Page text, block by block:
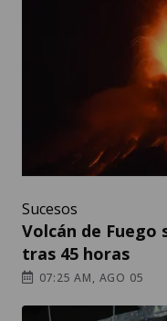
Sucesos
Volcán de Fuego
tras 45 horas
07:25 AM, AGO 05